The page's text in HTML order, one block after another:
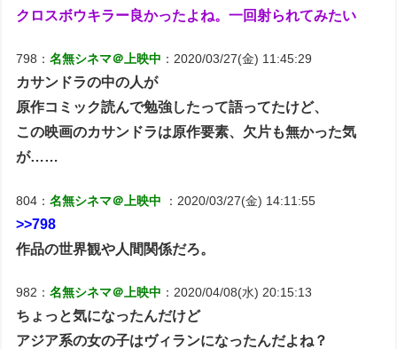
クロスボウキラー良かったよね。一回射られてみたい
798：名無シネマ＠上映中 ：2020/03/27(金) 11:45:29
カサンドラの中の人が
原作コミック読んで勉強したって語ってたけど、
この映画のカサンドラは原作要素、欠片も無かった気
が……
804：名無シネマ＠上映中 ：2020/03/27(金) 14:11:55
>>798
作品の世界観や人間関係だろ。
982：名無シネマ＠上映中 ：2020/04/08(水) 20:15:13
ちょっと気になったんだけど
アジア系の女の子はヴィランになったんだよね？